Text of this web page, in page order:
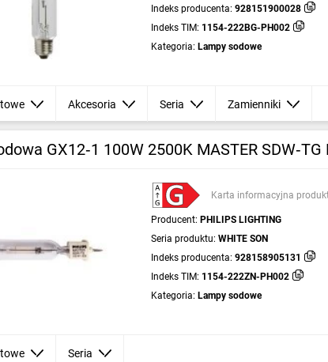
Indeks producenta: 928151900028
Indeks TIM: 1154-222BG-PH002
Kategoria: Lampy sodowe
Akcesoria Seria Zamienniki
GX12‑1 100W 2500K MASTER
Karta informacyjna
Producent: PHILIPS LIGHTING
Seria produktu: WHITE SON
Indeks producenta: 928158905131
Indeks TIM: 1154-222ZN-PH002
Kategoria: Lampy sodowe
Seria